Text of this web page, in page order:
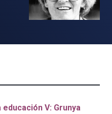
V: Grunya